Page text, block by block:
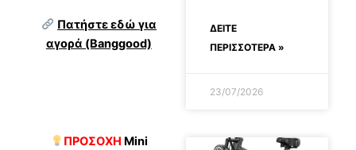
Πατήστε εδώ για
αγορά (Banggood)
ΠΡΟΣΟΧΗ Mini
ΔΕΊΤΕ
ΠΕΡΙΣΣΟΤΕΡΑ »
23/07/2026